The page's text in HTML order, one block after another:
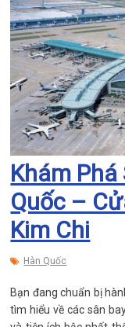
Khám Phá
Quốc –
Kim Chi
Hàn Quốc
Bạn đang chuẩn bị
tìm hiểu về các sân